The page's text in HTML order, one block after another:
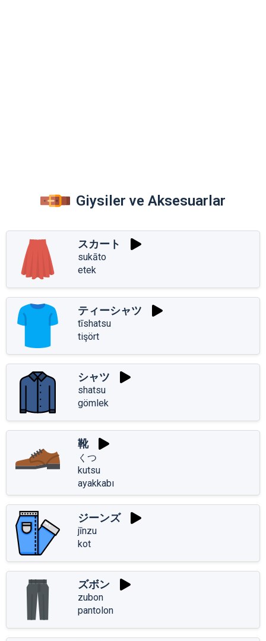
Giysiler ve Aksesuarlar
スカート
sukāto
etek
ティーシャツ
tīshatsu
tişört
シャツ
shatsu
gömlek
靴
くつ
kutsu
ayakkabı
ジーンズ
jīnzu
kot
ズボン
zubon
pantolon